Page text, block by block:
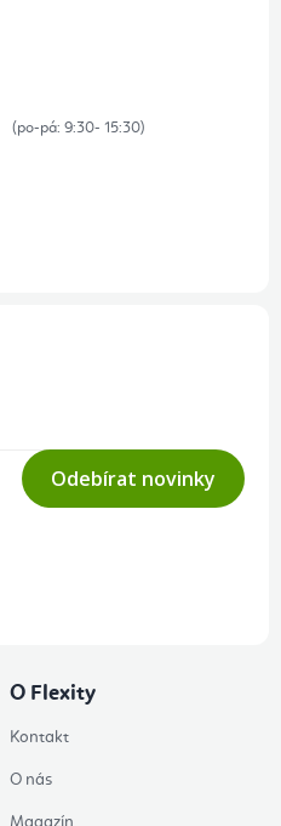
Odebírat novinky
O Flexity
Kontakt
O nás
Magazín